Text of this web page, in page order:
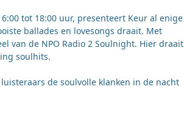
tot 18:00 uur, presenteert Keur al enige
ballades en lovesongs draait. Met
van de NPO Radio 2 Soulnight. Hier draait
soulhits.
de soulvolle klanken in de nacht